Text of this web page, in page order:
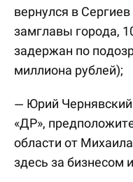
вернулся в
замглавы города,
задержан по
миллиона рублей);
— Юрий
«ДР»,
области от
здесь за бизнесом